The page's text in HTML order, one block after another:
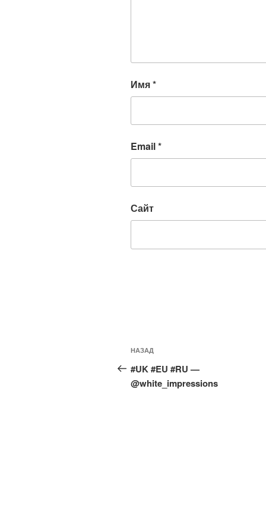
Имя*
Email*
Сайт
Навигация
по
записям
Предыдущая
запись:
НАЗАД
#UK #EU #RU —
@white_impressions